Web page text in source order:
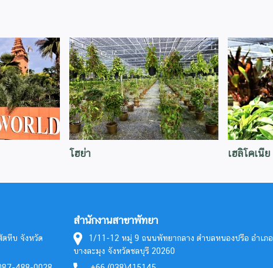
โฮย่า เฮลิโคเนีย
หีบ จังหวัด
สำนักงานสาขาพัทยา
1/11-12 หมู่ 9 ถนนพัทยากลาง ตำบลหนองปรือ อำเภอ
บางละมุง จังหวัดชลบุรี 20260